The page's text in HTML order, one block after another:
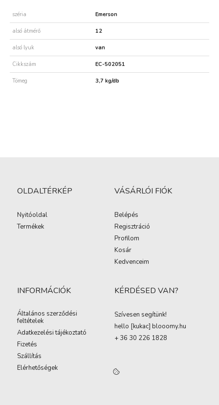
széria Emerson
alsó átmérő 12
alsó lyuk van
Cikkszám EC-502051
Tömeg 3,7 kg/db
OLDALTÉRKÉP
Nyitóoldal
Termékek
VÁSÁRLÓI FIÓK
Belépés
Regisztráció
Profilom
Kosár
Kedvenceim
INFORMÁCIÓK
Általános szerződési
feltételek
Adatkezelési tájékoztató
Fizetés
Szállítás
Elérhetőségek
KÉRDÉSED VAN?
Szívesen segítünk!
hello [kukac] blooomy.hu
+ 36 30 226 1828